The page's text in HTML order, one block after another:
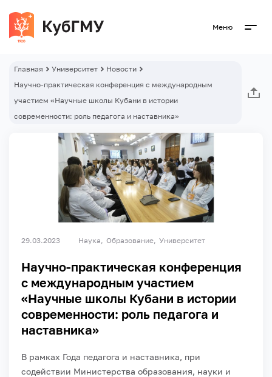
Меню
Главная Университет
Новости
Научно-практическая конференция с международным
участием «Научные школы Кубани в истории
современности: роль педагога и наставника»
29.03.2023 Наука Образование Университет
Научно-практическая конференция
с международным участием
«Научные школы Кубани в истории
современности: роль педагога и
наставника»
В рамках Года педагога и наставника, при
содействии Министерства образования, науки и